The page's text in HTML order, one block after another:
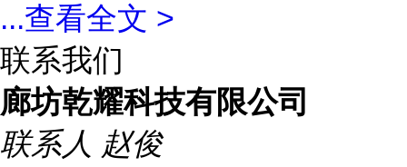
...查看全文 >
联系我们
廊坊乾耀科技有限公司
联系人 赵俊